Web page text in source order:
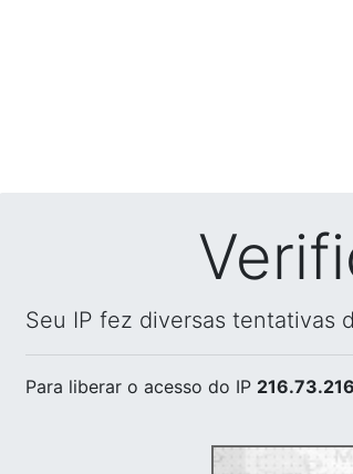
Seu IP fez diversas tentativas
Para liberar o acesso do IP